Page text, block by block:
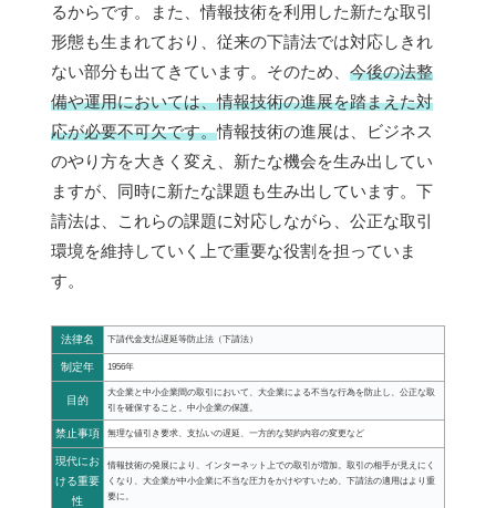
るからです。また、情報技術を利用した新たな取引
形態も生まれており、従来の下請法では対応しきれ
ない部分も出てきています。そのため、 今後の法整
備や運用においては、情報技術の進展を踏まえた対
応が必要不可欠です。情報技術の進展は、ビジネス
のやり方を大きく変え、新たな機会を生み出してい
ますが、同時に新たな課題も生み出しています。下
請法は、これらの課題に対応しながら、公正な取引
環境を維持していく上で重要な役割を担っていま
す。
法律名 下請代金支払遅延等防止法（下請法）
制定年 1956年
目的
大企業と中小企業間の取引において、大企業による不当な行為を防止し、公正な取
引を確保すること。中小企業の保護。
禁止事項 無理な値引き要求、支払いの遅延、一方的な契約内容の変更など
現代にお
ける重要
性
情報技術の発展により、インターネット上での取引が増加。取引の相手が見えにく
くなり、大企業が中小企業に不当な圧力をかけやすいため、下請法の適用はより重
要に。